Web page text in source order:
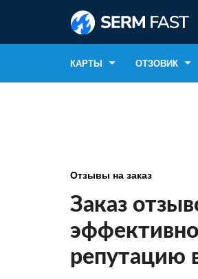
КАРТЫ ОТЗОВИК
Отзывы на заказ
Заказ
репутацию